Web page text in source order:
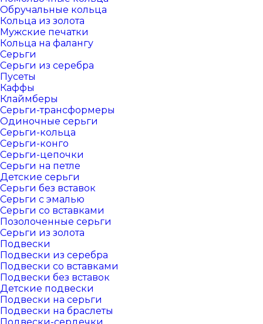
Обручальные кольца
Кольца из золота
Мужские печатки
Кольца на фалангу
Серьги
Серьги из серебра
Пусеты
Каффы
Клаймберы
Серьги-трансформеры
Одиночные серьги
Серьги-кольца
Серьги-конго
Серьги-цепочки
Серьги на петле
Детские серьги
Серьги без вставок
Серьги с эмалью
Серьги со вставками
Позолоченные серьги
Серьги из золота
Подвески
Подвески из серебра
Подвески со вставками
Подвески без вставок
Детские подвески
Подвески на серьги
Подвески на браслеты